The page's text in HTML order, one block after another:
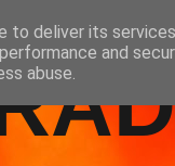
to deliver its
and
abuse.